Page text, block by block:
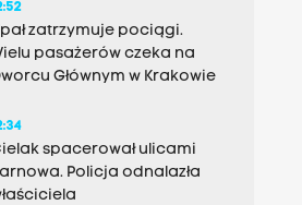
zatrzymuje pociągi.
pasażerów czeka na
Głównym w Krakowie
spacerował ulicami
Policja odnalazła